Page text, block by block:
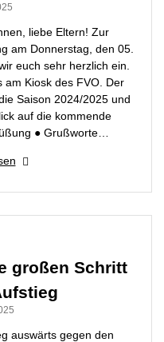
liebe Eltern! Zur
am Donnerstag, den 05.
euch sehr herzlich ein.
am Kiosk des FVO. Der
Saison 2024/2025 und
auf die kommende
● Grußworte…
großen Schritt
auswärts gegen den